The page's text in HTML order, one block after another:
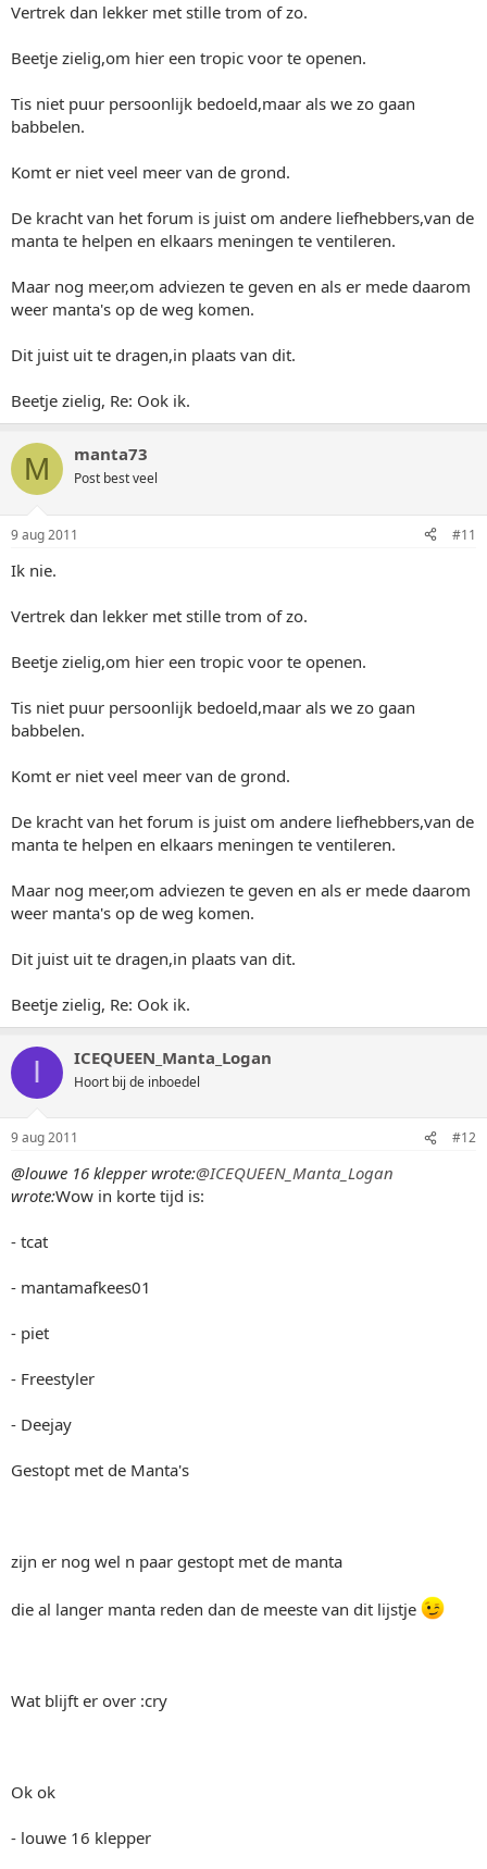
Vertrek dan lekker met stille trom of zo.
Beetje zielig,om hier een tropic voor te openen.
Tis niet puur persoonlijk bedoeld,maar als we zo gaan
babbelen.
Komt er niet veel meer van de grond.
De kracht van het forum is juist om andere liefhebbers,van de
manta te helpen en elkaars meningen te ventileren.
Maar nog meer,om adviezen te geven en als er mede daarom
weer manta's op de weg komen.
Dit juist uit te dragen,in plaats van dit.
Beetje zielig, Re: Ook ik.
M manta73
Post best veel
9 aug 2011 #11
Ik nie.
Vertrek dan lekker met stille trom of zo.
Beetje zielig,om hier een tropic voor te openen.
Tis niet puur persoonlijk bedoeld,maar als we zo gaan
babbelen.
Komt er niet veel meer van de grond.
De kracht van het forum is juist om andere liefhebbers,van de
manta te helpen en elkaars meningen te ventileren.
Maar nog meer,om adviezen te geven en als er mede daarom
weer manta's op de weg komen.
Dit juist uit te dragen,in plaats van dit.
Beetje zielig, Re: Ook ik.
I ICEQUEEN_Manta_Logan
Hoort bij de inboedel
9 aug 2011 #12
@louwe 16 klepper wrote:@ICEQUEEN_Manta_Logan
wrote:Wow in korte tijd is:
- tcat
- mantamafkees01
- piet
- Freestyler
- Deejay
Gestopt met de Manta's
zijn er nog wel n paar gestopt met de manta
die al langer manta reden dan de meeste van dit lijstje
Wat blijft er over :cry
Ok ok
- louwe 16 klepper